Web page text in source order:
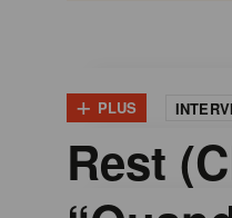
+ PLUS
Rest